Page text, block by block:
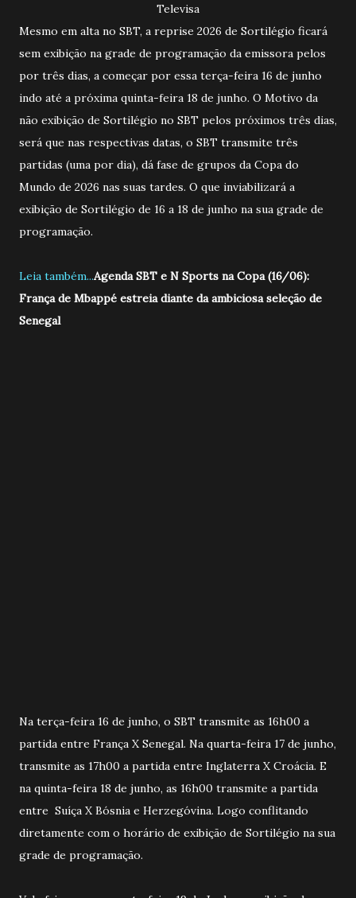
Televisa
Mesmo em alta no SBT, a reprise 2026 de Sortilégio ficará
sem exibição na grade de programação da emissora pelos
por três dias, a começar por essa terça-feira 16 de junho
indo até a próxima quinta-feira 18 de junho. O Motivo da
não exibição de Sortilégio no SBT pelos próximos três dias,
será que nas respectivas datas, o SBT transmite três
partidas (uma por dia), dá fase de grupos da Copa do
Mundo de 2026 nas suas tardes. O que inviabilizará a
exibição de Sortilégio de 16 a 18 de junho na sua grade de
programação.
Leia também...Agenda SBT e N Sports na Copa (16/06):
França de Mbappé estreia diante da ambiciosa seleção de
Senegal
Na terça-feira 16 de junho, o SBT transmite as 16h00 a
partida entre França X Senegal. Na quarta-feira 17 de junho,
transmite as 17h00 a partida entre Inglaterra X Croácia. E
na quinta-feira 18 de junho, as 16h00 transmite a partida
entre Suíça X Bósnia e Herzegóvina. Logo conflitando
diretamente com o horário de exibição de Sortilégio na sua
grade de programação.